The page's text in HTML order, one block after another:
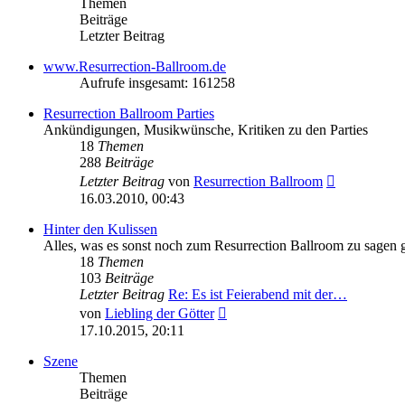
Themen
Beiträge
Letzter Beitrag
www.Resurrection-Ballroom.de
Aufrufe insgesamt: 161258
Resurrection Ballroom Parties
Ankündigungen, Musikwünsche, Kritiken zu den Parties
18 Themen
288 Beiträge
Letzter Beitrag von Resurrection Ballroom
16.03.2010, 00:43
Hinter den Kulissen
Alles, was es sonst noch zum Resurrection Ballroom zu sagen
18 Themen
103 Beiträge
Letzter Beitrag Re: Es ist Feierabend mit der…
von Liebling der Götter
17.10.2015, 20:11
Szene
Themen
Beiträge